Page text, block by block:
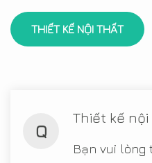
THIẾT KẾ NỘI THẤT
Q
Thiết kế
Bạn vui lòng